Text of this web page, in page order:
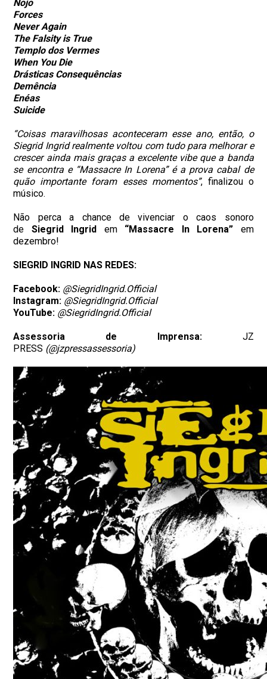
Nojo
Forces
Never Again
The Falsity is True
Templo dos Vermes
When You Die
Drásticas Consequências
Demência
Enéas
Suicide
“Coisas maravilhosas aconteceram esse ano, então, o
Siegrid Ingrid realmente voltou com tudo para melhorar e
crescer ainda mais graças a excelente vibe que a banda
se encontra e “Massacre In Lorena” é a prova cabal de
quão importante foram esses momentos”, finalizou o
músico.
Não perca a chance de vivenciar o caos sonoro
de Siegrid Ingrid em “Massacre In Lorena” em
dezembro!
SIEGRID INGRID NAS REDES:
Facebook: @SiegridIngrid.Official
Instagram: @SiegridIngrid.Official
YouTube: @SiegridIngrid.Official
Assessoria de Imprensa:JZ
PRESS (@jzpressassessoria)